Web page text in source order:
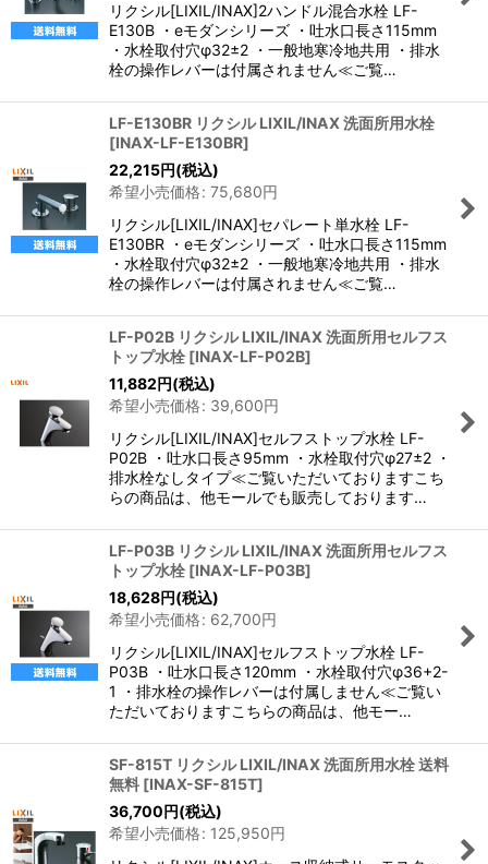
リクシル[LIXIL/INAX]2ハンドル混合水栓 LF-
E130B ・eモダンシリーズ ・吐水口長さ115mm
・水栓取付穴φ32±2 ・一般地寒冷地共用 ・排水
栓の操作レバーは付属されません≪ご覧…
LF-E130BR リクシル LIXIL/INAX 洗面所用水栓
[INAX-LF-E130BR]
22,215円(税込)
希望小売価格: 75,680円
リクシル[LIXIL/INAX]セパレート単水栓 LF-
E130BR ・eモダンシリーズ ・吐水口長さ115mm
・水栓取付穴φ32±2 ・一般地寒冷地共用 ・排水
栓の操作レバーは付属されません≪ご覧…
LF-P02B リクシル LIXIL/INAX 洗面所用セルフス
トップ水栓 [INAX-LF-P02B]
11,882円(税込)
希望小売価格: 39,600円
リクシル[LIXIL/INAX]セルフストップ水栓 LF-
P02B ・吐水口長さ95mm ・水栓取付穴φ27±2 ・
排水栓なしタイプ≪ご覧いただいておりますこち
らの商品は、他モールでも販売しております…
LF-P03B リクシル LIXIL/INAX 洗面所用セルフス
トップ水栓 [INAX-LF-P03B]
18,628円(税込)
希望小売価格: 62,700円
リクシル[LIXIL/INAX]セルフストップ水栓 LF-
P03B ・吐水口長さ120mm ・水栓取付穴φ36+2-
1 ・排水栓の操作レバーは付属しません≪ご覧い
ただいておりますこちらの商品は、他モー…
SF-815T リクシル LIXIL/INAX 洗面所用水栓 送料
無料 [INAX-SF-815T]
36,700円(税込)
希望小売価格: 125,950円